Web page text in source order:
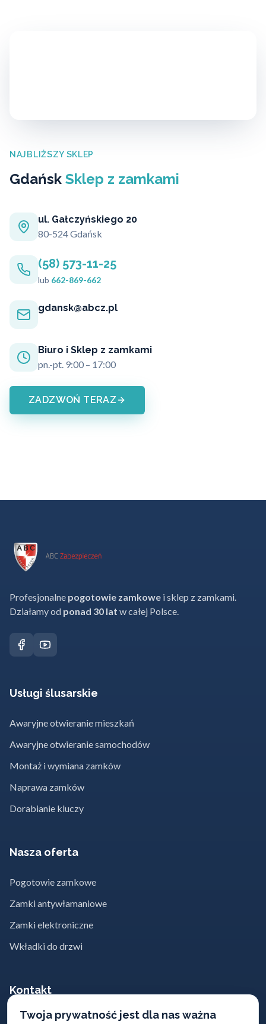
Twoja prywatność jest dla nas ważna
NAJBLIŻSZY SKLEP
Gdańsk Sklep z zamkami
ul. Gałczyńskiego 20
80-524 Gdańsk
(58) 573-11-25
lub 662-869-662
gdansk@abcz.pl
Biuro i Sklep z zamkami
pn.-pt. 9:00 – 17:00
ZADZWOŃ TERAZ
Profesjonalne pogotowie zamkowe i sklep z zamkami.
Działamy od ponad 30 lat w całej Polsce.
Usługi ślusarskie
Awaryjne otwieranie mieszkań
Awaryjne otwieranie samochodów
Montaż i wymiana zamków
Naprawa zamków
Dorabianie kluczy
Nasza oferta
Pogotowie zamkowe
Zamki antywłamaniowe
Zamki elektroniczne
Wkładki do drzwi
Kontakt
662 869 662